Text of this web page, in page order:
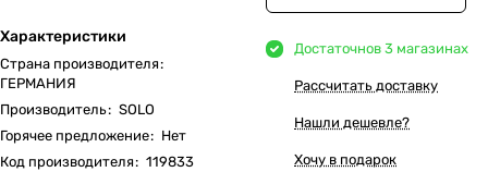
Характеристики
Страна производителя:
ГЕРМАНИЯ
Производитель: SOLO
Горячее предложение: Нет
Код производителя: 119833
Достаточнов 3 магазинах
Рассчитать доставку
Нашли дешевле?
Хочу в подарок